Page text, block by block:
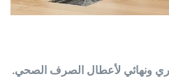
ونهائي لأعطال الصرف الصحي.